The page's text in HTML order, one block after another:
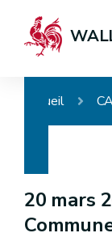
Accueil
20 mars